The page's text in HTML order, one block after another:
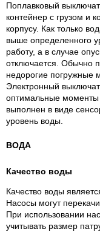
Поплавковый
контейнер с грузом и
корпусу. Как только
выше определенного
работу, а в случае
отключается. Обычно
недорогие погружные
Электронный
оптимальные
выполнен в виде
уровень воды.
ВОДА
Качество воды
Качество воды
Насосы могут
При использовании
учитывать размер